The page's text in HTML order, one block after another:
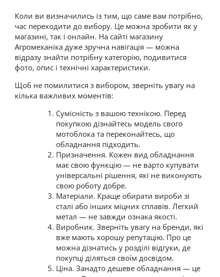
Коли ви визначились із тим, що саме вам потрібно,
час переходити до вибору. Це можна зробити як у
магазині, так і онлайн. На сайті магазину
Агромеханіка дуже зручна навігація — можна
відразу знайти потрібну категорію, подивитися
фото, опис і технічні характеристики.
Щоб не помилитися з вибором, зверніть увагу на
кілька важливих моментів:
Сумісність з вашою технікою. Перед
покупкою дізнайтесь модель свого
мотоблока та переконайтесь, що
обладнання підходить.
Призначення. Кожен вид обладнання
має свою функцію — не варто купувати
універсальні рішення, які не виконують
свою роботу добре.
Матеріали. Краще обирати вироби зі
сталі або інших міцних сплавів. Легкий
метал — не завжди ознака якості.
Виробник. Зверніть увагу на бренди, які
вже мають хорошу репутацію. Про це
можна дізнатись у розділі відгуки, де
покупці діляться своїм досвідом.
Ціна. Занадто дешеве обладнання — це